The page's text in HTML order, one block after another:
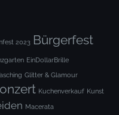
2023 Bürgerfest
EinDollarBrille
Glitter & Glamour
Kuchenverkauf Kunst
Macerata